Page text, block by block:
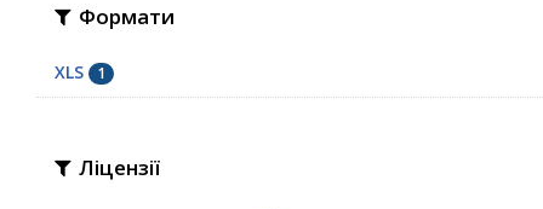
Формати
XLS 1
Ліцензії